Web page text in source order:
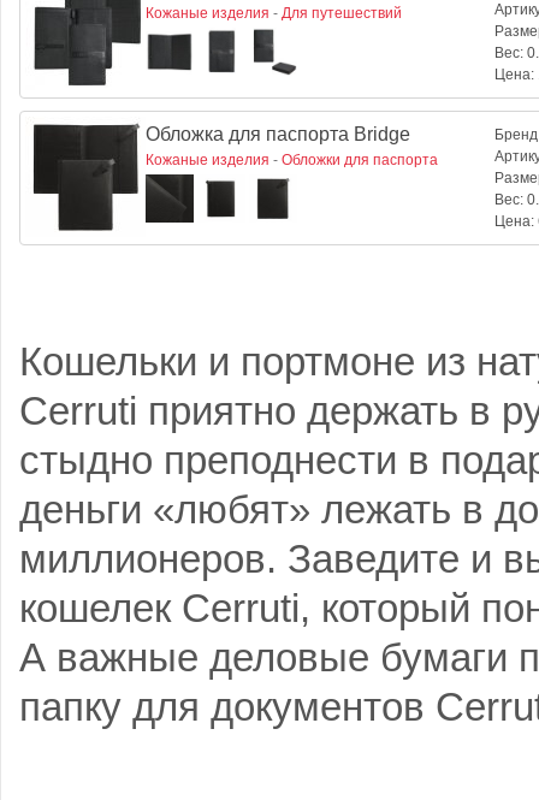
Кожаные изделия - Для путешествий
Вес:
Цена:
Обложка для паспорта Bridge
Кожаные изделия - Обложки для паспорта
Вес:
Цена:
Кошельки и портмоне из
Cerruti приятно держать в
стыдно преподнести в
деньги «любят» лежать в
миллионеров. Заведите и
кошелек Cerruti, который
А важные деловые бумаги
папку для документов